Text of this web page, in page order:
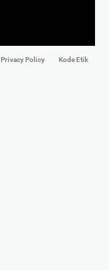
Privacy Policy Kode Etik